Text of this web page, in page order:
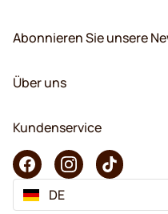
Abonnieren Sie unsere
Über uns
Kundenservice
DE